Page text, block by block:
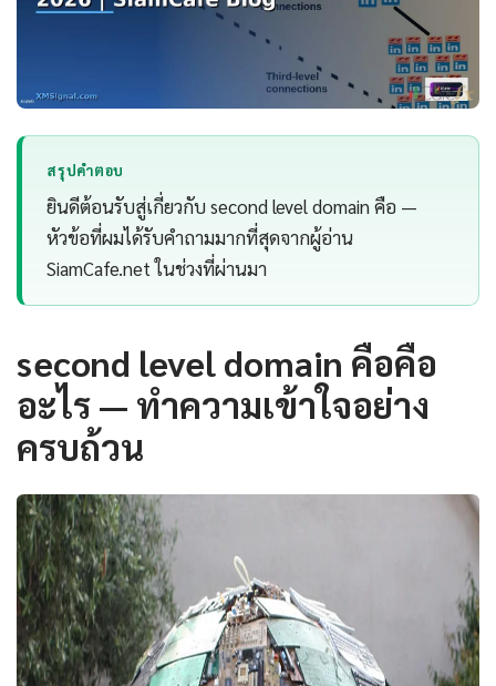
สรุปคำตอบ
ยินดีต้อนรับสู่เกี่ยวกับ second level domain คือ —
หัวข้อที่ผมได้รับคำถามมากที่สุดจากผู้อ่าน
SiamCafe.net ในช่วงที่ผ่านมา
second level domain คือคือ
อะไร — ทำความเข้าใจอย่าง
ครบถ้วน